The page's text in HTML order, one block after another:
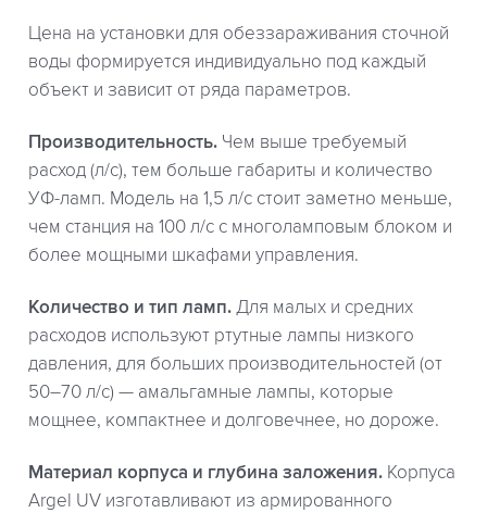
Цена на установки для обеззараживания сточной
воды формируется индивидуально под каждый
объект и зависит от ряда параметров.
Производительность. Чем выше требуемый
расход (л/с), тем больше габариты и количество
УФ-ламп. Модель на 1,5 л/с стоит заметно меньше,
чем станция на 100 л/с с многоламповым блоком и
более мощными шкафами управления.
Количество и тип ламп. Для малых и средних
расходов используют ртутные лампы низкого
давления, для больших производительностей (от
50–70 л/с) — амальгамные лампы, которые
мощнее, компактнее и долговечнее, но дороже.
Материал корпуса и глубина заложения. Корпуса
Argel UV изготавливают из армированного